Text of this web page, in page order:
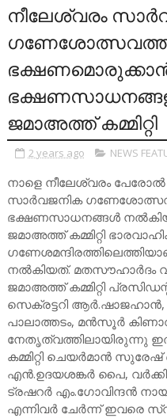
നീലേശ്വരം
ജമാഅത്ത്‌ കമ്മിറ്റി
2 years ago NEWS
നാളെ നീലേശ്വരം
സാര്‍വജനിക
ഭക്ഷണസാധനങ്ങള്‍
ജമാഅത്ത്‌ കമ്മിറ്റി
നല്‍കിയത്‌. മതസൗഹാര്‍ദം
ജമാഅത്ത്‌ കമ്മിറ്റി
സെക്രട്ടറി
പാലാത്തടം, മന്‍സൂര്‍
കമ്മിറ്റി ചെയര്‍മാന്‍ സുരേഷ്‌
എന്‍.ഉദയശങ്കര്‍ പൈ,
ട്രഷറര്‍ എം.ഗോവിന്ദന്‍
എന്നിവര്‍ ചേര്‍ന്ന്‌ ഇവരെ